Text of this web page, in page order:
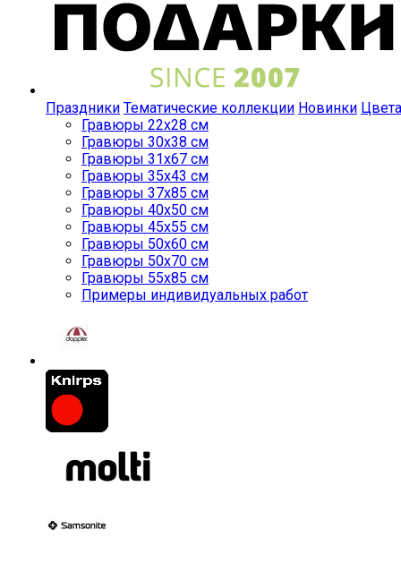
Праздники Тематические коллекции Новинки Цвета
Гравюры 22x28 см
Гравюры 30x38 см
Гравюры 31x67 см
Гравюры 35x43 см
Гравюры 37x85 см
Гравюры 40x50 см
Гравюры 45x55 см
Гравюры 50x60 см
Гравюры 50x70 см
Гравюры 55x85 см
Примеры индивидуальных работ